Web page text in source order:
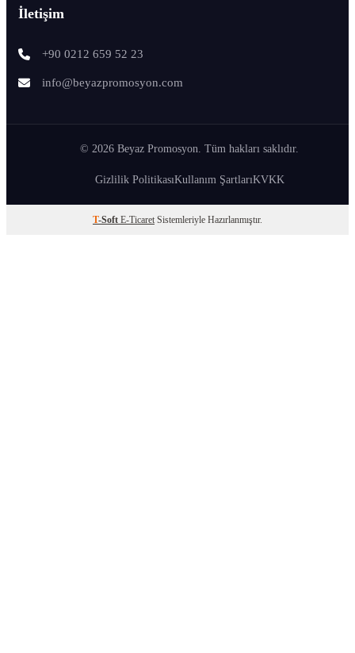
İletişim
+90 0212 659 52 23
info@beyazpromosyon.com
© 2026 Beyaz Promosyon. Tüm hakları saklıdır.
Gizlilik PolitikasıKullanım ŞartlarıKVKK
T-Soft E-Ticaret Sistemleriyle Hazırlanmıştır.